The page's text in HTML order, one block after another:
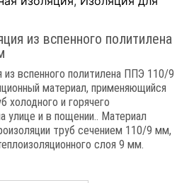
из вспенного политилена
из вспенного политилена ППЭ 110/9
материал, применяющийся
холодного и горячего
улице и в пощении.. Материал
труб сечением 110/9 мм,
слоя 9 мм.